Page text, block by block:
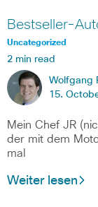
Bestseller-
Uncategorized
2 min read
Wolfgang
15.
Mein Chef JR
der mit dem
mal
Weiter lesen